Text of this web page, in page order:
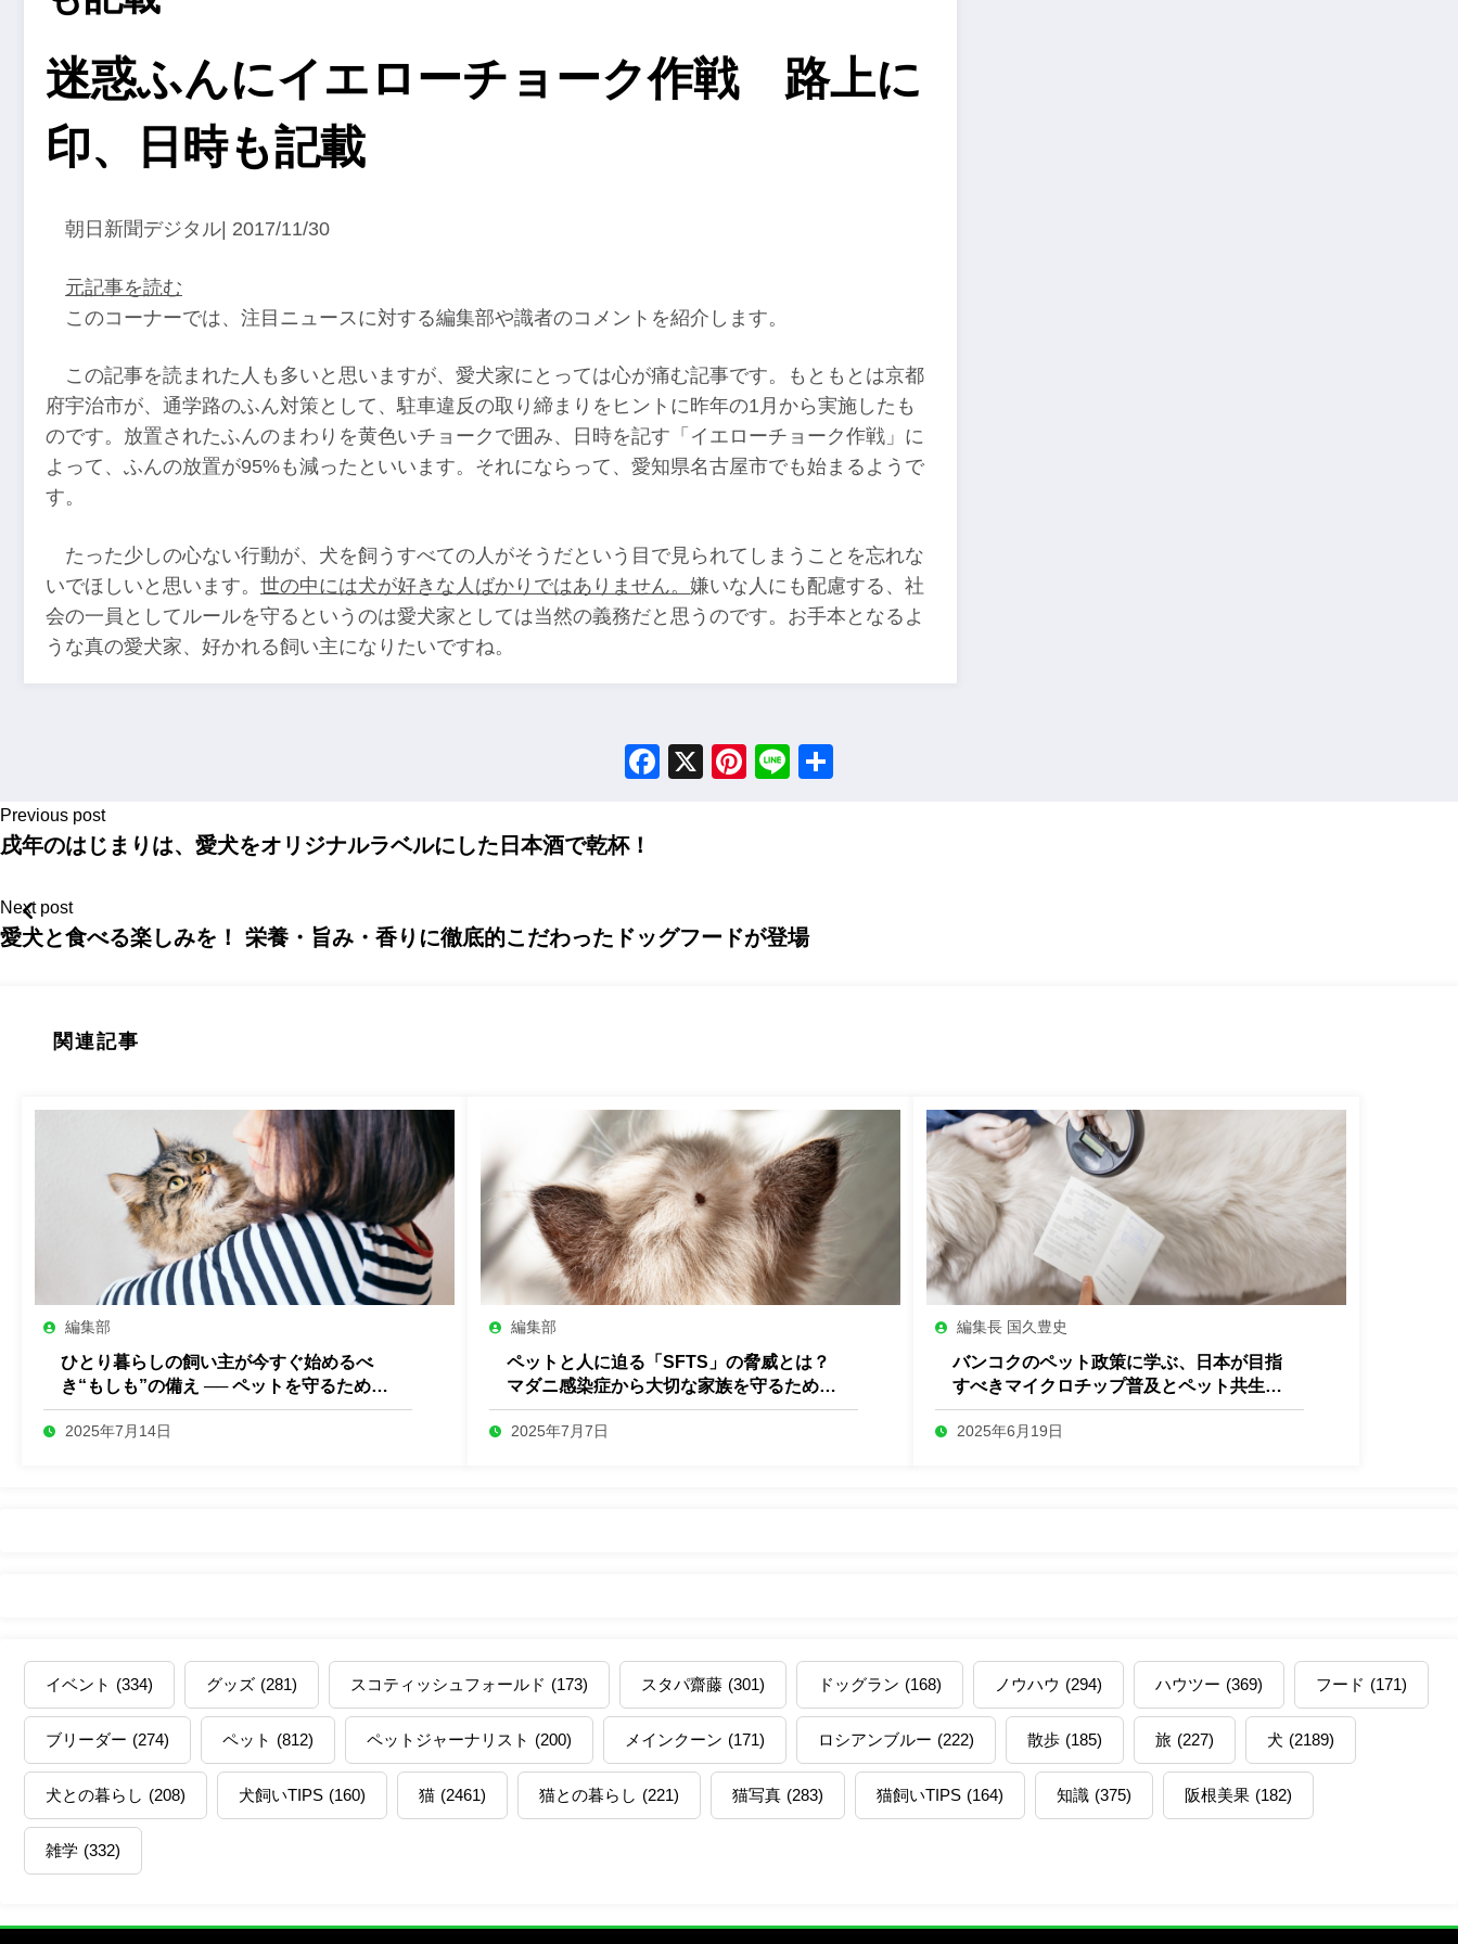
迷惑ふんにイエローチョーク作戦 路上に
印、日時も記載
朝日新聞デジタル| 2017/11/30
元記事を読む
このコーナーでは、注目ニュースに対する編集部や識者のコメントを紹介します。
この記事を読まれた人も多いと思いますが、愛犬家にとっては心が痛む記事です。もともとは京都
府宇治市が、通学路のふん対策として、駐車違反の取り締まりをヒントに昨年の1月から実施したも
のです。放置されたふんのまわりを黄色いチョークで囲み、日時を記す「イエローチョーク作戦」に
よって、ふんの放置が95%も減ったといいます。それにならって、愛知県名古屋市でも始まるようで
す。
たった少しの心ない行動が、犬を飼うすべての人がそうだという目で見られてしまうことを忘れな
いでほしいと思います。 世の中には犬が好きな人ばかりではありません。 嫌いな人にも配慮する、社
会の一員としてルールを守るというのは愛犬家としては当然の義務だと思うのです。お手本となるよ
うな真の愛犬家、好かれる飼い主になりたいですね。
Facebook
X Pinterest
Line
Previous post
戌年のはじまりは、愛犬をオリジナルラベルにした日本酒で乾杯！
Next post
愛犬と食べる楽しみを！ 栄養・旨み・香りに徹底的こだわったドッグフードが登場
関連記事
編集部
ひとり暮らしの飼い主が今すぐ始めるべ
き“もしも”の備え ── ペットを守るために
できること
2025年7月14日
編集部
ペットと人に迫る「SFTS」の脅威とは？
マダニ感染症から大切な家族を守るために
できること
2025年7月7日
編集長 国久豊史
バンコクのペット政策に学ぶ、日本が目指
すべきマイクロチップ普及とペット共生社
会の未来
2025年6月19日
イベント (334) グッズ (281) スコティッシュフォールド (173) スタパ齋藤 (301) ドッグラン (168) ノウハウ (294) ハウツー (369) フード (171)
ブリーダー (274) ペット (812) ペットジャーナリスト (200) メインクーン (171) ロシアンブルー (222) 散歩 (185) 旅 (227) 犬 (2189)
犬との暮らし (208) 犬飼いTIPS (160) 猫 (2461) 猫との暮らし (221) 猫写真 (283) 猫飼いTIPS (164) 知識 (375) 阪根美果 (182)
雑学 (332)